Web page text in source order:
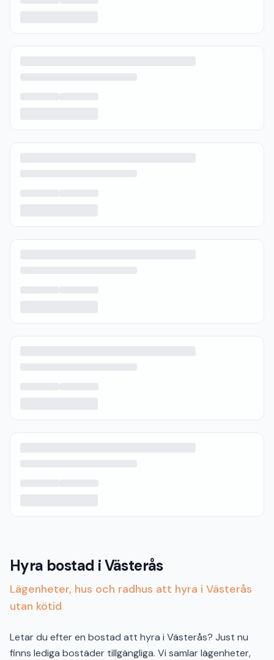
Hyra bostad i Västerås
Lägenheter, hus och radhus att hyra i Västerås
utan kötid
Letar du efter en bostad att hyra i Västerås? Just nu
finns lediga bostäder tillgängliga. Vi samlar lägenheter,